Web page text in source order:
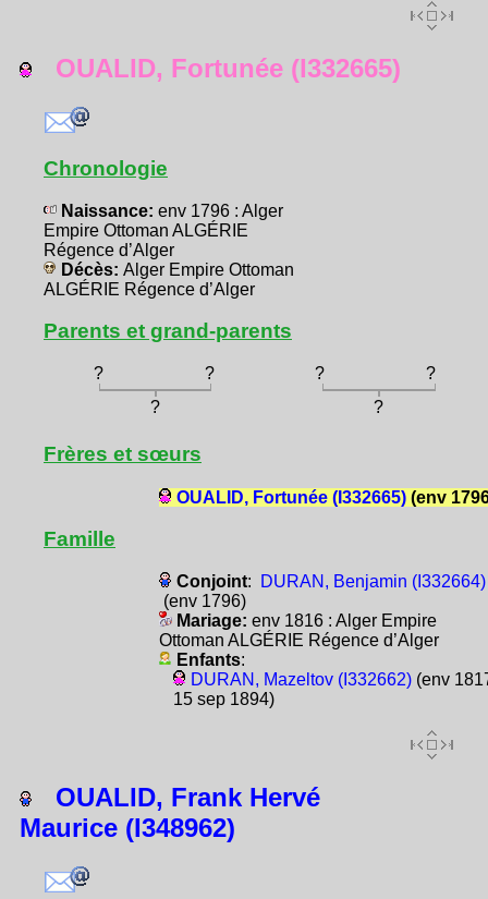
OUALID, Fortunée (I332665)
Chronologie
Naissance: env 1796 : Alger
Empire Ottoman ALGÉRIE
Régence d’Alger
Décès: Alger Empire Ottoman
ALGÉRIE Régence d’Alger
Parents et grand-parents
? ? ?
?
?
?
Frères et sœurs
OUALID, Fortunée (I332665)(env
Famille
Conjoint:
DURAN, Benjamin (I332664)
(env 1796)
Mariage: env 1816 : Alger Empire
Ottoman ALGÉRIE Régence d’Alger
Enfants:
DURAN, Mazeltov (I332662)(env
15 sep 1894)
OUALID, Frank Hervé
Maurice (I348962)